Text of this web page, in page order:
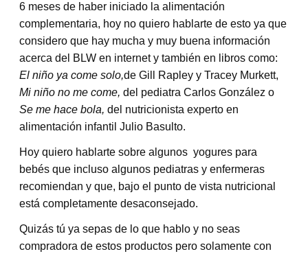
6 meses de haber iniciado la alimentación
complementaria, hoy no quiero hablarte de esto ya que
considero que hay mucha y muy buena información
acerca del BLW en internet y también en libros como:
El niño ya come solo,de Gill Rapley y Tracey Murkett,
Mi niño no me come, del pediatra Carlos González o
Se me hace bola, del nutricionista experto en
alimentación infantil Julio Basulto.
Hoy quiero hablarte sobre algunos yogures para
bebés que incluso algunos pediatras y enfermeras
recomiendan y que, bajo el punto de vista nutricional
está completamente desaconsejado.
Quizás tú ya sepas de lo que hablo y no seas
compradora de estos productos pero solamente con